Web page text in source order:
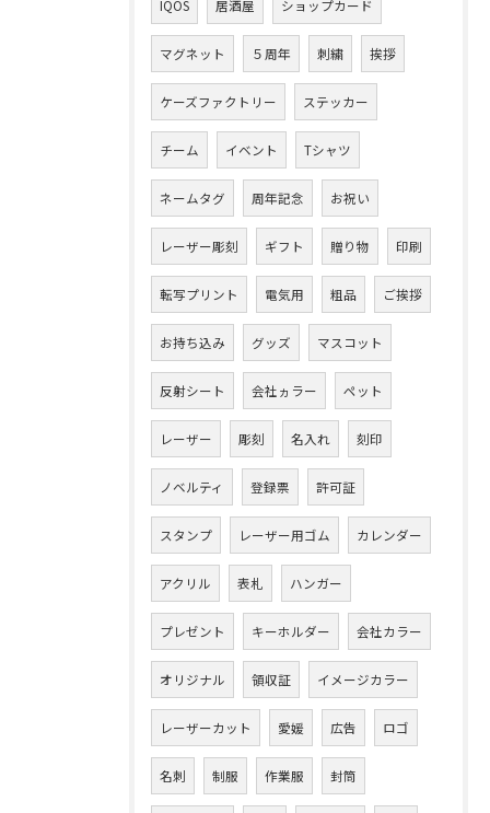
IQOS 居酒屋 ショップカード
マグネット ５周年 刺繍 挨拶
ケーズファクトリー ステッカー
チーム イベント Tシャツ
ネームタグ 周年記念 お祝い
レーザー彫刻 ギフト 贈り物 印刷
転写プリント 電気用 粗品 ご挨拶
お持ち込み グッズ マスコット
反射シート 会社ヵラー ペット
レーザー 彫刻 名入れ 刻印
ノベルティ 登録票 許可証
スタンプ レーザー用ゴム カレンダー
アクリル 表札 ハンガー
プレゼント キーホルダー 会社カラー
オリジナル 領収証 イメージカラー
レーザーカット 愛媛 広告 ロゴ
名刺 制服 作業服 封筒